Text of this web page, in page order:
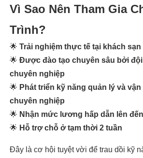
Vì Sao Nên Tham Gia
Trình?
🌟 Trải nghiệm thực tế tại khách sạn
🌟 Được đào tạo chuyên sâu bởi
chuyên nghiệp
🌟 Phát triển kỹ năng quản lý và
chuyên nghiệp
🌟 Nhận mức lương hấp dẫn lên
🌟 Hỗ trợ chỗ ở tạm thời 2 tuần
Đây là cơ hội tuyệt vời để trau dồi kỹ